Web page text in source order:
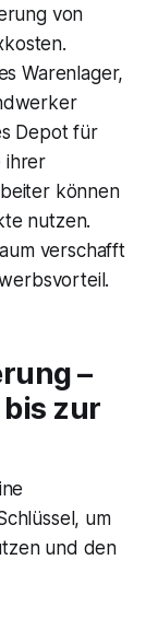
von
Warenlager,
Depot für
ihrer
können
nutzen.
verschafft
–
zur
um
und den